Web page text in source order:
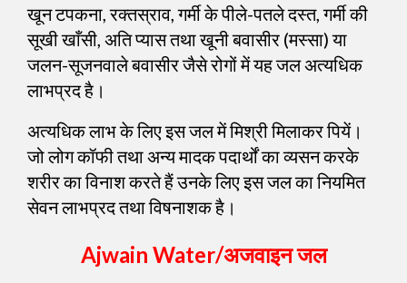
खून टपकना, रक्तस्राव, गर्मी के पीले-पतले दस्त, गर्मी की
सूखी खाँसी, अति प्यास तथा खूनी बवासीर (मस्सा) या
जलन-सूजनवाले बवासीर जैसे रोगों में यह जल अत्यधिक
लाभप्रद है।
अत्यधिक लाभ के लिए इस जल में मिश्री मिलाकर पियें।
जो लोग कॉफी तथा अन्य मादक पदार्थों का व्यसन करके
शरीर का विनाश करते हैं उनके लिए इस जल का नियमित
सेवन लाभप्रद तथा विषनाशक है।
Ajwain Water/अजवाइन जल